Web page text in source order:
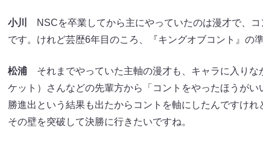
小川
NSCを卒業してから主にやっていたのは漫才で、
です。けれど芸歴6年目のころ、『キングオブコント』の
松浦それまでやっていた主軸の漫才も、キャラに入りな
ケット）さんなどの先輩方から「コントをやったほうが
勝進出という結果も出たからコントを軸にしたんですけ
その壁を突破して決勝に行きたいですね。